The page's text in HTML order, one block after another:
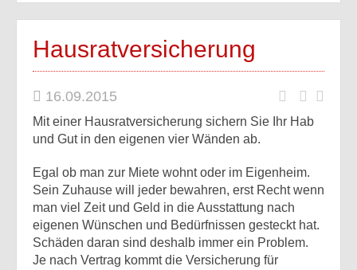
Hausratversicherung
16.09.2015
Mit einer Hausratversicherung sichern Sie Ihr Hab
und Gut in den eigenen vier Wänden ab.
Egal ob man zur Miete wohnt oder im Eigenheim.
Sein Zuhause will jeder bewahren, erst Recht wenn
man viel Zeit und Geld in die Ausstattung nach
eigenen Wünschen und Bedürfnissen gesteckt hat.
Schäden daran sind deshalb immer ein Problem.
Je nach Vertrag kommt die Versicherung für